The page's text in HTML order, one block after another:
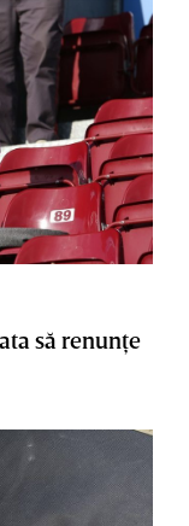
să renunţe